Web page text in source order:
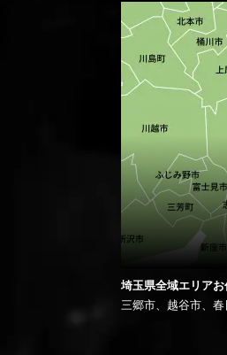
埼玉県全域エリアお
三郷市、越谷市、